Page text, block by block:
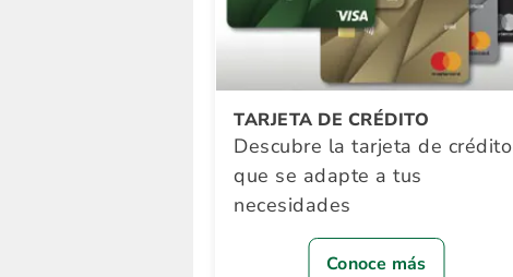
TARJETA DE CRÉDITO
Descubre la tarjeta de crédito
que se adapte a tus
necesidades
Conoce más